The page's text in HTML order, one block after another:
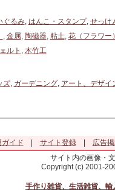
ぐるみ, はんこ・スタンプ, せっけ
, 金属, 陶磁器, 粘土, 花（フラワー
ルト , 木竹工
ズ, ガーデニング, アート、デザイ
ガイド サイト登録|
広告
サイト内の画像・
Copyright (c) 2001-
手作り雑貨、生活雑貨、